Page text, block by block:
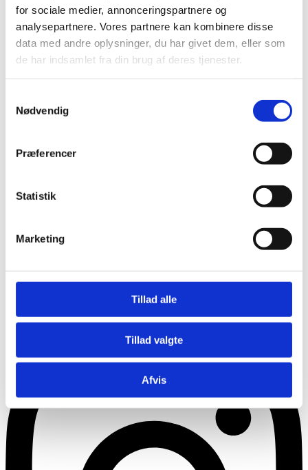
for sociale medier, annonceringspartnere og
analysepartnere. Vores partnere kan kombinere disse
data med andre oplysninger, du har givet dem, eller som
de har indsamlet fra din brug af deres tjenester.
Nødvendig
Præferencer
Statistik
Marketing
Tillad alle
Tillad valgte
Afvis
Facebook
Instagram